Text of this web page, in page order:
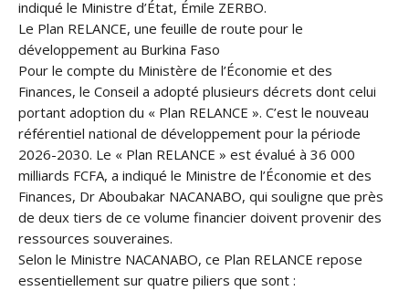
indiqué le Ministre d’État, Émile ZERBO.
Le Plan RELANCE, une feuille de route pour le
développement au Burkina Faso
Pour le compte du Ministère de l’Économie et des
Finances, le Conseil a adopté plusieurs décrets dont celui
portant adoption du « Plan RELANCE ». C’est le nouveau
référentiel national de développement pour la période
2026-2030. Le « Plan RELANCE » est évalué à 36 000
milliards FCFA, a indiqué le Ministre de l’Économie et des
Finances, Dr Aboubakar NACANABO, qui souligne que près
de deux tiers de ce volume financier doivent provenir des
ressources souveraines.
Selon le Ministre NACANABO, ce Plan RELANCE repose
essentiellement sur quatre piliers que sont :